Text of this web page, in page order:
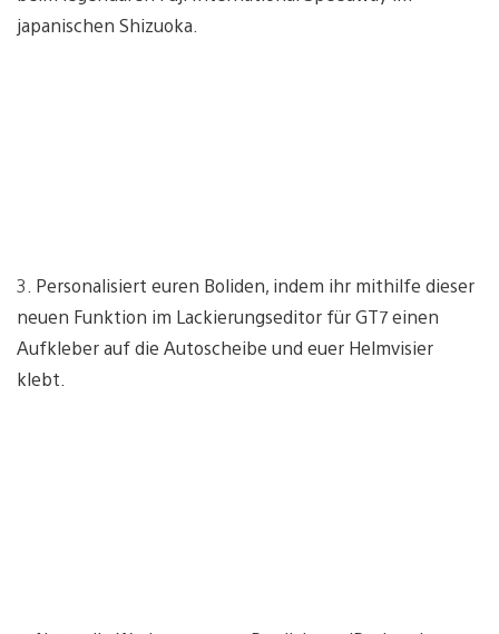
japanischen Shizuoka.
3. Personalisiert euren Boliden, indem ihr mithilfe dieser
neuen Funktion im Lackierungseditor für GT7 einen
Aufkleber auf die Autoscheibe und euer Helmvisier
klebt.